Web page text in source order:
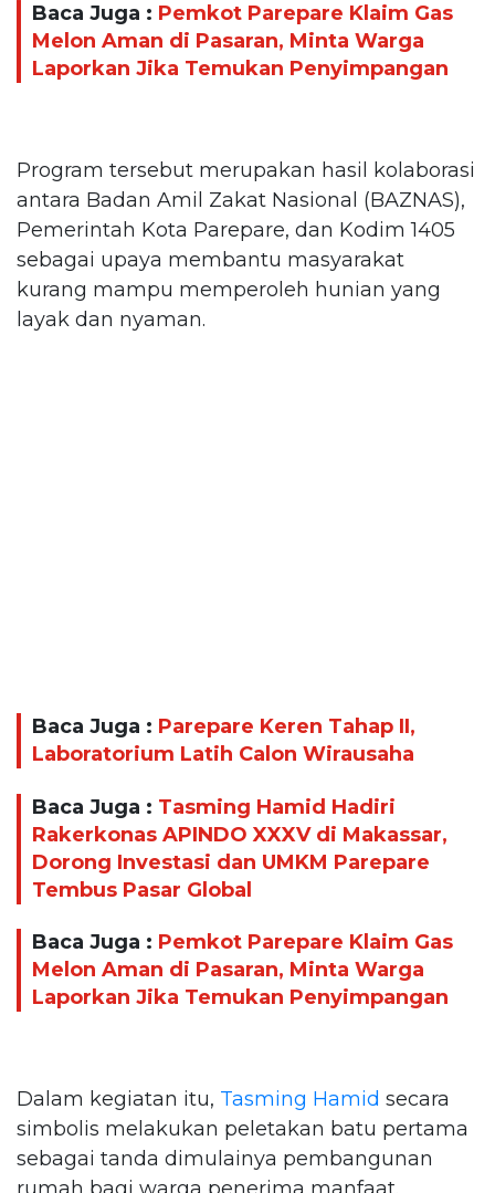
Baca Juga : Pemkot Parepare Klaim Gas
Melon Aman di Pasaran, Minta Warga
Laporkan Jika Temukan Penyimpangan
Program tersebut merupakan hasil kolaborasi
antara Badan Amil Zakat Nasional (BAZNAS),
Pemerintah Kota Parepare, dan Kodim 1405
sebagai upaya membantu masyarakat
kurang mampu memperoleh hunian yang
layak dan nyaman.
Baca Juga : Parepare Keren Tahap II,
Laboratorium Latih Calon Wirausaha
Baca Juga : Tasming Hamid Hadiri
Rakerkonas APINDO XXXV di Makassar,
Dorong Investasi dan UMKM Parepare
Tembus Pasar Global
Baca Juga : Pemkot Parepare Klaim Gas
Melon Aman di Pasaran, Minta Warga
Laporkan Jika Temukan Penyimpangan
Dalam kegiatan itu, Tasming Hamid secara
simbolis melakukan peletakan batu pertama
sebagai tanda dimulainya pembangunan